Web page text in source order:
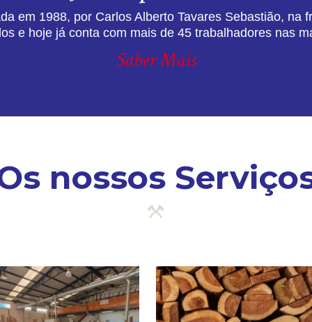
em 1988, por Carlos Alberto Tavares Sebastião, na
e hoje já conta com mais de 45 trabalhadores nas
Saber Mais
nossos